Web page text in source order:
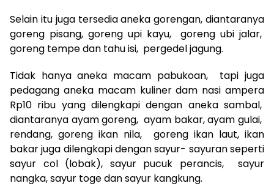
Selain itu juga tersedia aneka gorengan, diantaranya
goreng pisang, goreng upi kayu, goreng ubi jalar,
goreng tempe dan tahu isi, pergedel jagung.
Tidak hanya aneka macam pabukoan, tapi juga
pedagang aneka macam kuliner dam nasi ampera
Rp10 ribu yang dilengkapi dengan aneka sambal,
diantaranya ayam goreng, ayam bakar, ayam gulai,
rendang, goreng ikan nila, goreng ikan laut, ikan
bakar juga dilengkapi dengan sayur- sayuran seperti
sayur col (lobak), sayur pucuk perancis, sayur
nangka, sayur toge dan sayur kangkung.